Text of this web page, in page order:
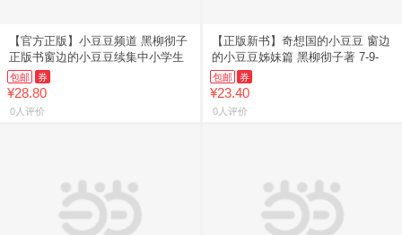
【官方正版】小豆豆频道 黑柳彻子
正版书窗边的小豆豆续集中小学生
包邮 券
¥28.80
0人评价
【正版新书】奇想国的小豆豆 窗边
的小豆豆姊妹篇 黑柳彻子著 7-9-
包邮 券
¥23.40
0人评价